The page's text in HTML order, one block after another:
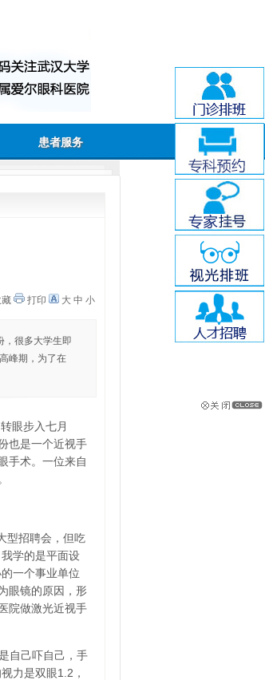
患者服务
藏
打印 大 中 小
，很多大学生即
峰期，为了在
眼步入七月
也是一个近视手
手术。一位来自
型招聘会，但吃
学的是平面设
一个事业单位
眼镜的原因，形
院做激光近视手
自己吓自己，手
力是双眼1.2，